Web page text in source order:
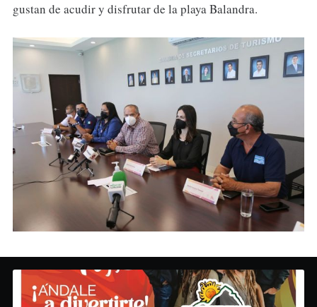
gustan de acudir y disfrutar de la playa Balandra.